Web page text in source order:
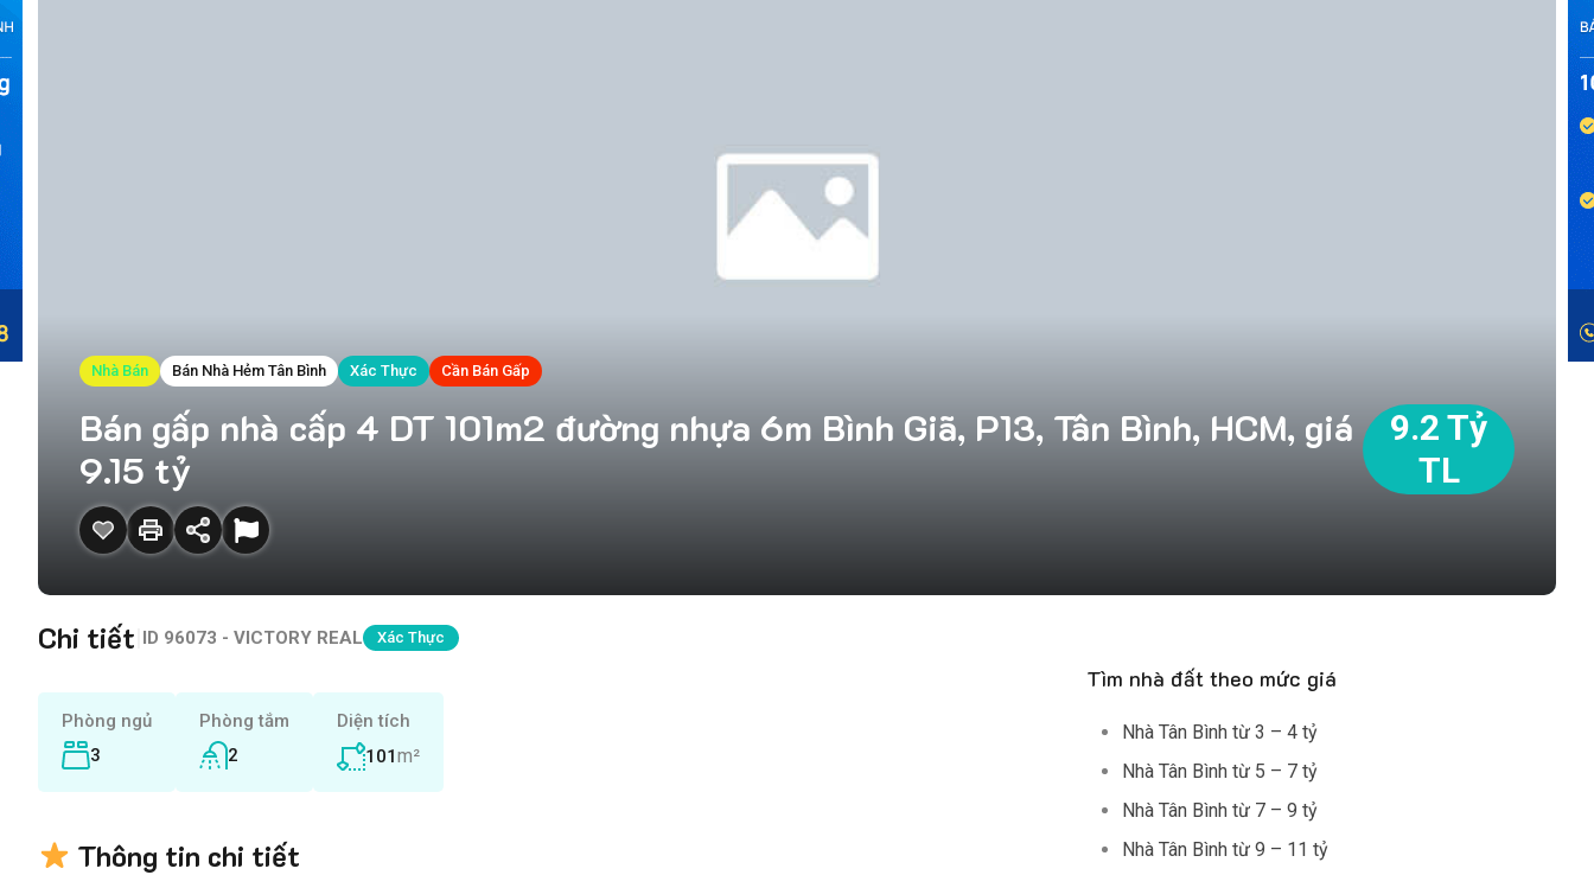
Nhà Bán Bán Nhà Hẻm Tân Bình Xác Thực Cần Bán Gấp
Bán gấp nhà cấp 4 DT 101m2 đường nhựa 6m Bình Giã, P13, Tân Bình, HCM, giá
9.15 tỷ
9.2 Tỷ
TL
Chi tiết ID 96073 - VICTORY REAL Xác Thực
Phòng ngủ
3
Phòng tắm
2
Diện tích
101m²
Thông tin chi tiết
Tìm nhà đất theo mức giá
Nhà Tân Bình từ 3 – 4 tỷ
Nhà Tân Bình từ 5 – 7 tỷ
Nhà Tân Bình từ 7 – 9 tỷ
Nhà Tân Bình từ 9 – 11 tỷ